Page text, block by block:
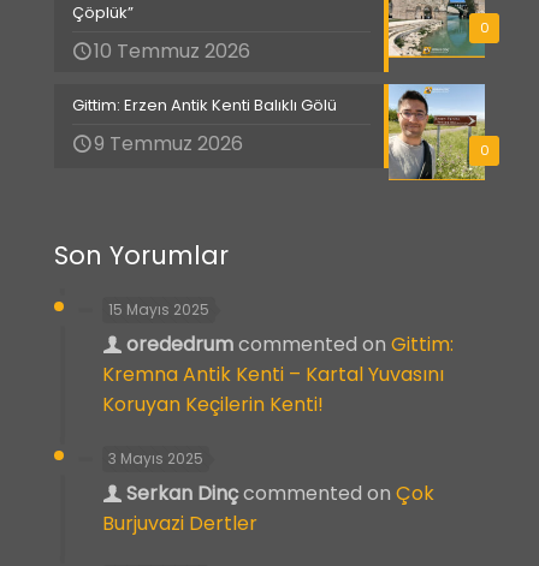
0
Çöplük”
10 Temmuz 2026
0
Gittim: Erzen Antik Kenti Balıklı Gölü
9 Temmuz 2026
Son Yorumlar
15 Mayıs 2025
orededrumcommented on Gittim:
Kremna Antik Kenti – Kartal Yuvasını
Koruyan Keçilerin Kenti!
3 Mayıs 2025
Serkan Dinçcommented on Çok
Burjuvazi Dertler